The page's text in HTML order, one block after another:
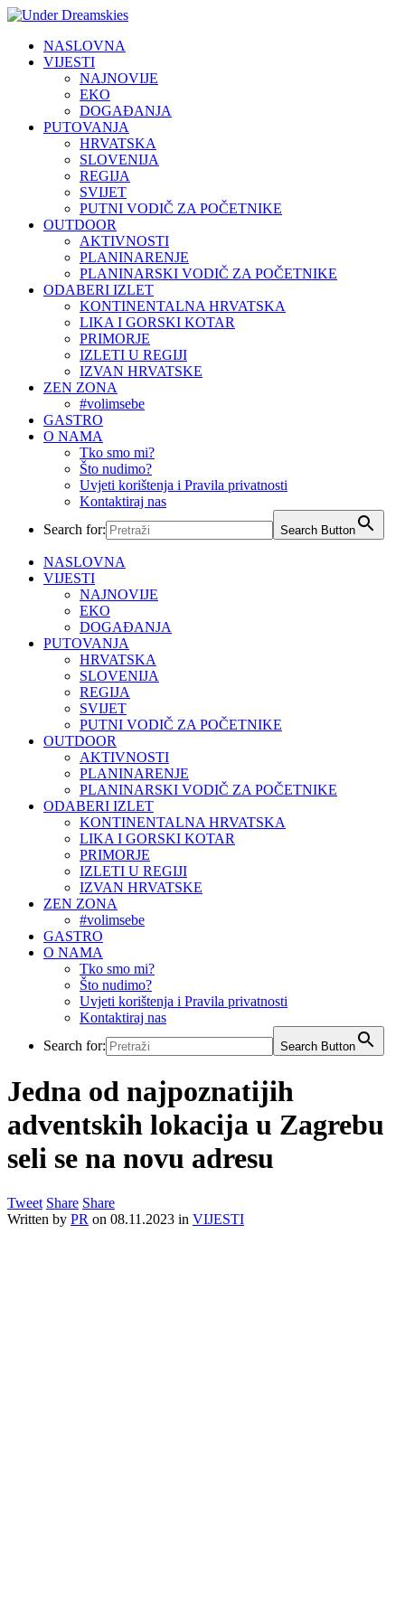
NASLOVNA
VIJESTI
NAJNOVIJE
EKO
DOGAĐANJA
PUTOVANJA
HRVATSKA
SLOVENIJA
REGIJA
SVIJET
PUTNI VODIČ ZA POČETNIKE
OUTDOOR
AKTIVNOSTI
PLANINARENJE
PLANINARSKI VODIČ ZA POČETNIKE
ODABERI IZLET
KONTINENTALNA HRVATSKA
LIKA I GORSKI KOTAR
PRIMORJE
IZLETI U REGIJI
IZVAN HRVATSKE
ZEN ZONA
#volimsebe
GASTRO
O NAMA
Tko smo mi?
Što nudimo?
Uvjeti korištenja i Pravila privatnosti
Kontaktiraj nas
Search for:
Search Button
NASLOVNA
VIJESTI
NAJNOVIJE
EKO
DOGAĐANJA
PUTOVANJA
HRVATSKA
SLOVENIJA
REGIJA
SVIJET
PUTNI VODIČ ZA POČETNIKE
OUTDOOR
AKTIVNOSTI
PLANINARENJE
PLANINARSKI VODIČ ZA POČETNIKE
ODABERI IZLET
KONTINENTALNA HRVATSKA
LIKA I GORSKI KOTAR
PRIMORJE
IZLETI U REGIJI
IZVAN HRVATSKE
ZEN ZONA
#volimsebe
GASTRO
O NAMA
Tko smo mi?
Što nudimo?
Uvjeti korištenja i Pravila privatnosti
Kontaktiraj nas
Search for:
Search Button
Jedna od najpoznatijih
adventskih lokacija u Zagrebu
seli se na novu adresu
Tweet Share Share
Written by PR on 08.11.2023 in VIJESTI